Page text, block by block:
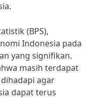
(BPS),
Indonesia pada
yang signifikan.
masih terdapat
agar
dapat terus